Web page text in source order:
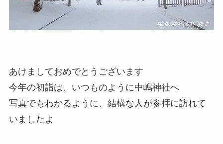
あけましておめでとうございます
今年の初詣は、いつものように中嶋神社へ
写真でもわかるように、結構な人が参拝に訪れて
いましたよ